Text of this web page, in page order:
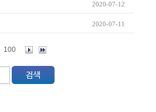
2020-07-12
2020-07-11
100